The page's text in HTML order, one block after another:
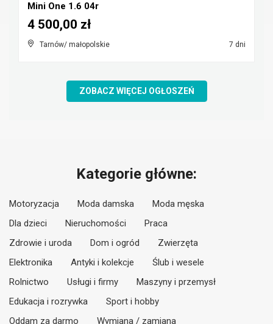
Mini One 1.6 04r
Tarnów/ małopolskie 7 dni
4 500,00 zł
ZOBACZ WIĘCEJ OGŁOSZEŃ
Kategorie główne:
Motoryzacja Moda damska
Moda męska
Dla dzieci
Nieruchomości
Praca
Zdrowie i uroda
Dom i ogród
Zwierzęta
Elektronika
Antyki i kolekcje
Ślub i wesele
Rolnictwo
Usługi i firmy
Maszyny i przemysł
Edukacja i rozrywka
Sport i hobby
Oddam za darmo
Wymiana / zamiana